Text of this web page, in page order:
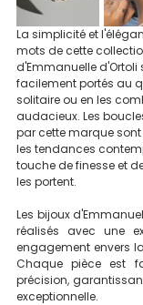
La simplicité et
mots de cette
d'Emmanuelle
facilement portés au
solitaire ou en les
audacieux. Les
par cette marque
les tendances
touche de finesse et
les portent.
Les bijoux
réalisés avec une
engagement envers
Chaque pièce est
précision,
exceptionnelle.